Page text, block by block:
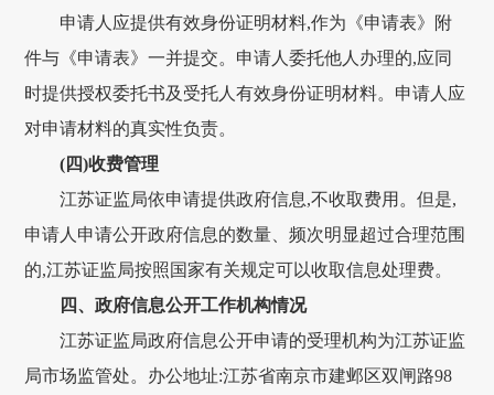
申请人应提供有效身份证明材料,作为《申请表》附
件与《申请表》一并提交。申请人委托他人办理的,应同
时提供授权委托书及受托人有效身份证明材料。申请人应
对申请材料的真实性负责。
(四)收费管理
江苏证监局依申请提供政府信息,不收取费用。但是,
申请人申请公开政府信息的数量、频次明显超过合理范围
的,江苏证监局按照国家有关规定可以收取信息处理费。
四、政府信息公开工作机构情况
江苏证监局政府信息公开申请的受理机构为江苏证监
局市场监管处。办公地址:江苏省南京市建邺区双闸路98